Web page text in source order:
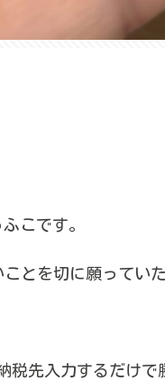
こです。
とを切に願っていた
先入力するだけで